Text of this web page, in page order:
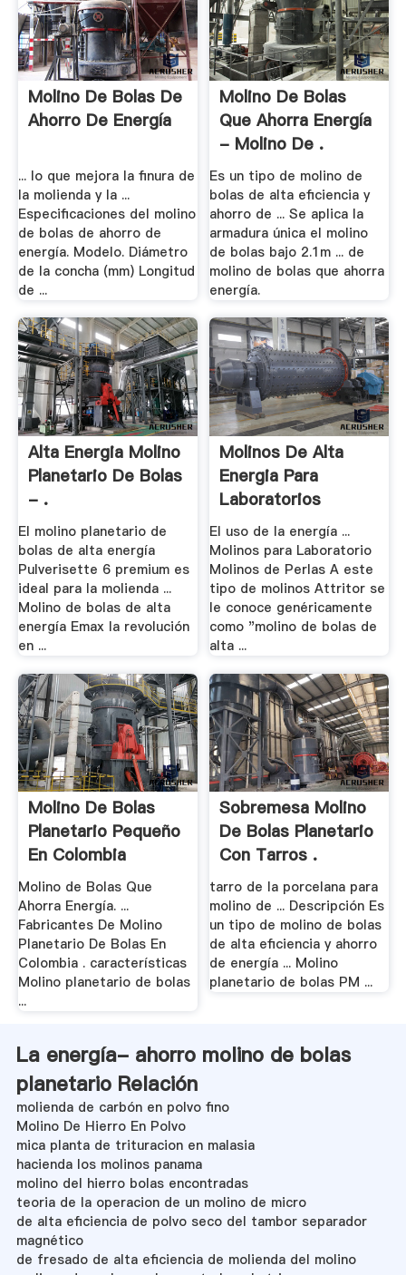
Molino De Bolas De
Ahorro De Energía
... lo que mejora la finura de
la molienda y la ...
Especificaciones del molino
de bolas de ahorro de
energía. Modelo. Diámetro
de la concha (mm) Longitud
de ...
Molino De Bolas
Que Ahorra Energía
- Molino De .
Es un tipo de molino de
bolas de alta eficiencia y
ahorro de ... Se aplica la
armadura única el molino
de bolas bajo 2.1m ... de
molino de bolas que ahorra
energía.
Alta Energia Molino
Planetario De Bolas
- .
El molino planetario de
bolas de alta energía
Pulverisette 6 premium es
ideal para la molienda ...
Molino de bolas de alta
energía Emax la revolución
en ...
Molinos De Alta
Energia Para
Laboratorios
El uso de la energía ...
Molinos para Laboratorio
Molinos de Perlas A este
tipo de molinos Attritor se
le conoce genéricamente
como "molino de bolas de
alta ...
Molino De Bolas
Planetario Pequeño
En Colombia
Molino de Bolas Que
Ahorra Energía. ...
Fabricantes De Molino
Planetario De Bolas En
Colombia . características
Molino planetario de bolas
...
Sobremesa Molino
De Bolas Planetario
Con Tarros .
tarro de la porcelana para
molino de ... Descripción Es
un tipo de molino de bolas
de alta eficiencia y ahorro
de energía ... Molino
planetario de bolas PM ...
La energía- ahorro molino de bolas
planetario Relación
molienda de carbón en polvo fino
Molino De Hierro En Polvo
mica planta de trituracion en malasia
hacienda los molinos panama
molino del hierro bolas encontradas
teoria de la operacion de un molino de micro
de alta eficiencia de polvo seco del tambor separador
magnético
de fresado de alta eficiencia de molienda del molino